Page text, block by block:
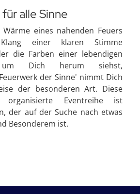
alle Sinne
eines nahenden Feuers
einer klaren Stimme
die Farben einer lebendigen
um Dich herum siehst,
der Sinne' nimmt Dich
der besonderen Art. Diese
organisierte Eventreihe ist
der auf der Suche nach etwas
Besonderem ist.